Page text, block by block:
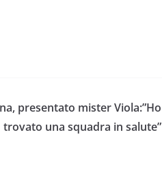
presentato mister Viola:”Ho
trovato una squadra in salute”